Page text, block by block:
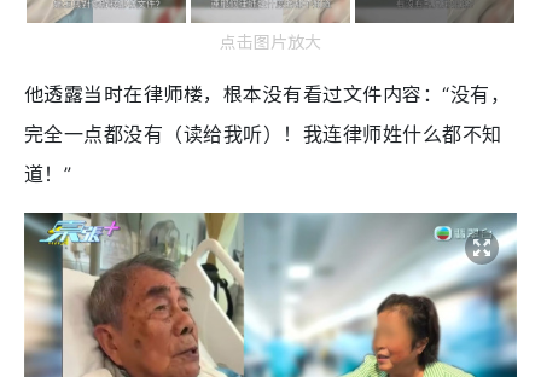
点击图片放大
他透露当时在律师楼，根本没有看过文件内容：“没有，
完全一点都没有（读给我听）！我连律师姓什么都不知
道！”